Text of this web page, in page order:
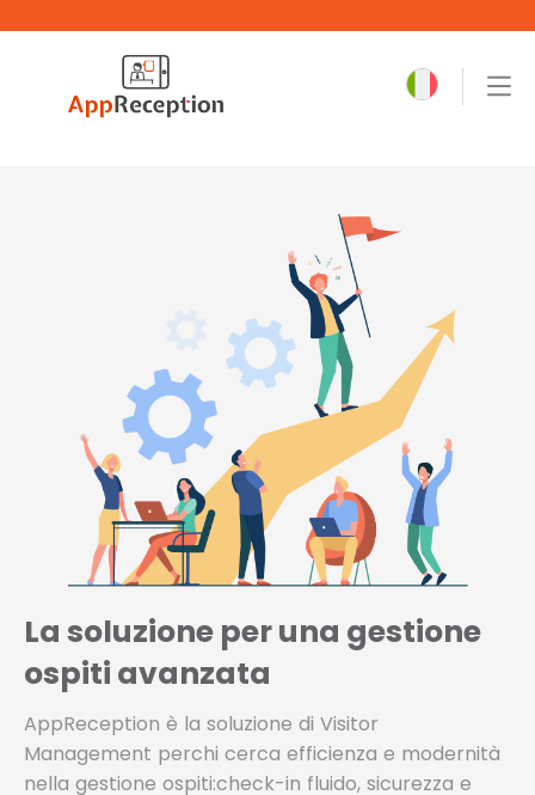
La soluzione per una gestione
ospiti avanzata
AppReception è la soluzione di Visitor
Management perchi cerca efficienza e modernità
nella gestione ospiti:check-in fluido, sicurezza e